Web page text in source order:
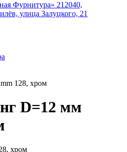
Фурнитура» 212040,
улица Залуцкого, 21
128, хром
D=12 мм
хром